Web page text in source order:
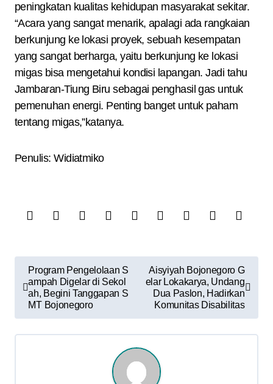
peningkatan kualitas kehidupan masyarakat sekitar.
“Acara yang sangat menarik, apalagi ada rangkaian
berkunjung ke lokasi proyek, sebuah kesempatan
yang sangat berharga, yaitu berkunjung ke lokasi
migas bisa mengetahui kondisi lapangan. Jadi tahu
Jambaran-Tiung Biru sebagai penghasil gas untuk
pemenuhan energi. Penting banget untuk paham
tentang migas,”katanya.
Penulis: Widiatmiko
v
i
Program Pengelolaan S
ampah Digelar di Sekol
ah, Begini Tanggapan S
MT Bojonegoro
Aisyiyah Bojonegoro G
elar Lokakarya, Undang
Dua Paslon, Hadirkan
Komunitas Disabilitas